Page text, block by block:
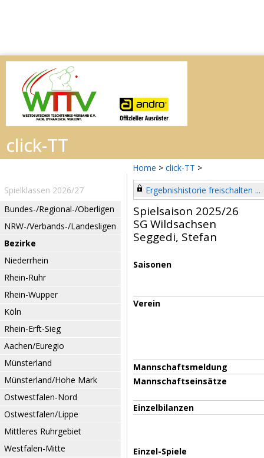
Home > click-TT >
Spielklassen 2026/27
Bundes-/Regional-/Oberligen
NRW-/Verbands-/Landesligen
Bezirke
Niederrhein
Rhein-Ruhr
Rhein-Wupper
Köln
Rhein-Erft-Sieg
Aachen/Euregio
Münsterland
Münsterland/Hohe Mark
Ostwestfalen-Nord
Ostwestfalen/Lippe
Mittleres Ruhrgebiet
Westfalen-Mitte
Ergebnishistorie freischalten ...
Spielsaison 2025/26
SG Wildsachsen
Seggedi, Stefan
Saisonen
Verein
Mannschaftsmeldung
Mannschaftseinsätze
Einzelbilanzen
Einzel-Spiele